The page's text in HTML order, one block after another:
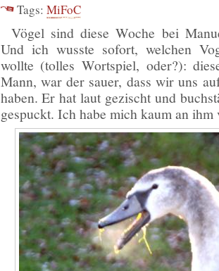
Tags: MiFoC
Vögel sind diese Woche bei
Und ich wusste sofort, welchen
wollte (tolles Wortspiel, oder?):
Mann, war der sauer, dass wir uns
haben. Er hat laut gezischt und
gespuckt. Ich habe mich kaum an